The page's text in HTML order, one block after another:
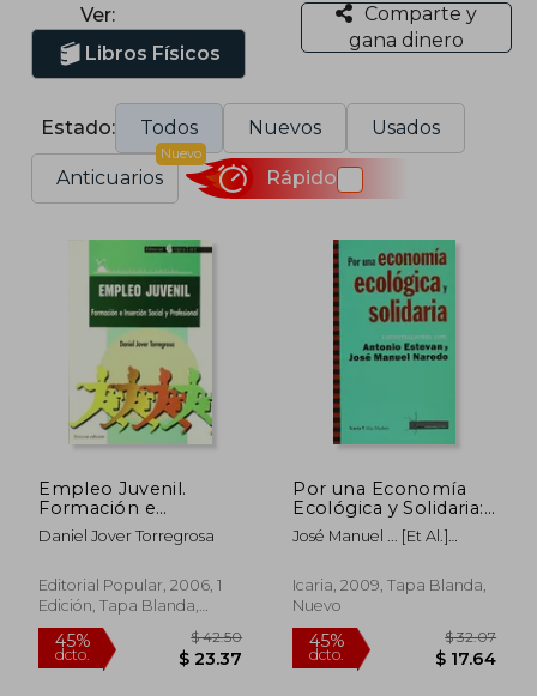
Ver:
Libros Físicos
Comparte y
gana dinero
Estado: Todos Nuevos Usados
Anticuarios
Nuevo
Rápido
Empleo Juvenil.
Formación e
Inserción Social y
Profesional
Daniel Jover Torregrosa
Editorial Popular, 2006, 1
Edición, Tapa Blanda,
Nuevo
Por una Economía
Ecológica y Solidaria:
Conversaciones con
Antonio Estevan y
José Manuel ... [Et Al.]
Torregrosa,Antonio Estevan
Estevan
Icaria, 2009, Tapa Blanda,
Nuevo